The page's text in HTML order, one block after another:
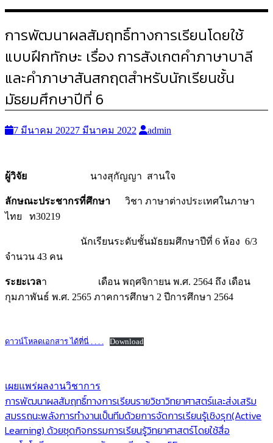
การพัฒนาผลสัมฤทธิ์ทางการเรียนโดยใช้
แบบฝึกทักษะ เรื่อง การสังเกตคำภาษาบาลี
และคำภาษาสันสกฤตสำหรับนักเรียนชั้น
มัธยมศึกษาปีที่ 6
7 มีนาคม 20227 มีนาคม 2022 admin
ผู้วิจัย นางสุกัญญา สานใจ
ลักษณะประชากรที่ศึกษา วิชา ภาษาต่างประเทศในภาษา
ไทย ท30219
นักเรียนระดับชั้นมัธยมศึกษาปีที่ 6 ห้อง 6/3
จำนวน 43 คน
ระยะเวลา เดือน พฤศจิกายน พ.ศ. 2564 ถึง เดือน
กุมภาพันธ์ พ.ศ. 2565 ภาคการศึกษา 2 ปีการศึกษา 2564
ดาวน์โหลดเอกสาร ได้ที่นี่ . . . . Download
เผยแพร่ผลงานวิชาการ
แนะแนว
เรื่อง
การพัฒนาผลสัมฤทธิ์ทางการเรียนรายวิชาวิทยาศาสตร์และส่งเสริม
สมรรถนะพลังการทำงานเป็นทีมด้วยการจัดการเรียนรู้เชิงรุก(Active
Learning) ด้วยชุดกิจกรรมการเรียนรู้วิทยาศาสตร์โดยใช้สื่อ